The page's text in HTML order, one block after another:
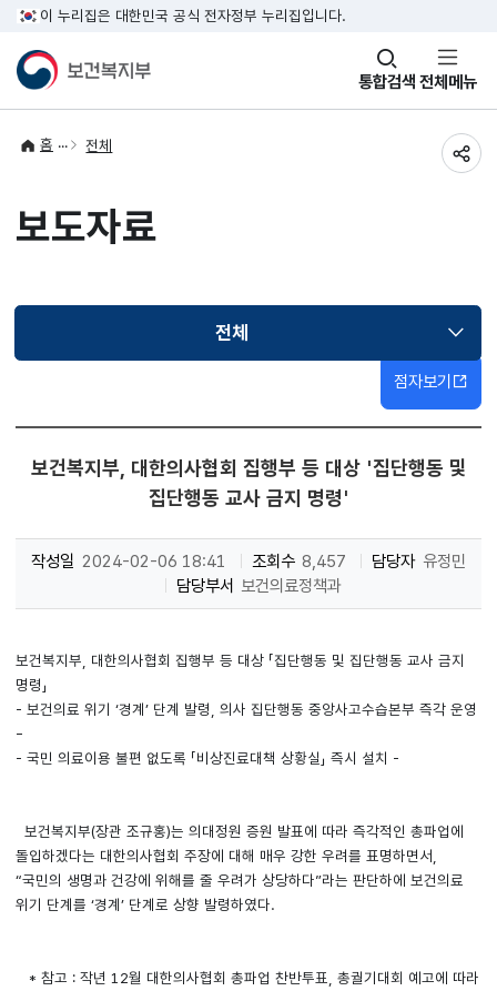
이 누리집은 대한민국 공식 전자정부 누리집입니다.
통합검색
창
열기 전체메뉴
홈 전체
보도자료
전체선택됨
점자보기
보건복지부, 대한의사협회 집행부 등 대상 '집단행동 및
집단행동 교사 금지 명령'
작성일 2024-02-06 18:41 조회수 8,457 담당자 유정민
담당부서 보건의료정책과
보건복지부, 대한의사협회 집행부 등 대상 「집단행동 및 집단행동 교사 금지
명령」
- 보건의료 위기 ‘경계’ 단계 발령, 의사 집단행동 중앙사고수습본부 즉각 운영
-
- 국민 의료이용 불편 없도록 「비상진료대책 상황실」 즉시 설치 -
보건복지부(장관 조규홍)는 의대정원 증원 발표에 따라 즉각적인 총파업에
돌입하겠다는 대한의사협회 주장에 대해 매우 강한 우려를 표명하면서,
“국민의 생명과 건강에 위해를 줄 우려가 상당하다”라는 판단하에 보건의료
위기 단계를 ‘경계’ 단계로 상향 발령하였다.
* 참고 : 작년 12월 대한의사협회 총파업 찬반투표, 총궐기대회 예고에 따라